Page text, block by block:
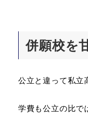
併願校を
公立と違って私立
学費も公立の比で